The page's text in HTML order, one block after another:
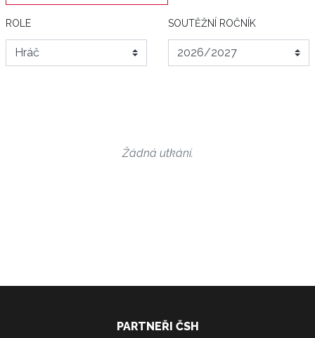
ROLE SOUTĚŽNÍ ROČNÍK
Žádná utkání.
PARTNEŘI ČSH